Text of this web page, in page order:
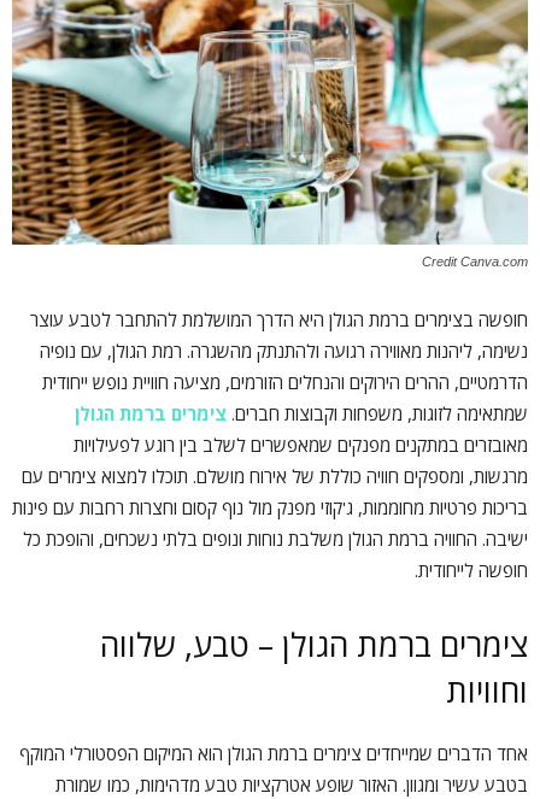
Credit Canva.com
חופשה בצימרים ברמת הגולן היא הדרך המושלמת להתחבר לטבע עוצר
נשימה, ליהנות מאווירה רגועה ולהתנתק מהשגרה. רמת הגולן, עם נופיה
הדרמטיים, ההרים הירוקים והנחלים הזורמים, מציעה חוויית נופש ייחודית
שמתאימה לזוגות, משפחות וקבוצות חברים. צימרים ברמת הגולן
מאובזרים במתקנים מפנקים שמאפשרים לשלב בין רוגע לפעילויות
מרגשות, ומספקים חוויה כוללת של אירוח מושלם. תוכלו למצוא צימרים עם
בריכות פרטיות מחוממות, ג'קוזי מפנק מול נוף קסום וחצרות רחבות עם פינות
ישיבה. החוויה ברמת הגולן משלבת נוחות ונופים בלתי נשכחים, והופכת כל
חופשה לייחודית.
צימרים ברמת הגולן – טבע, שלווה
וחוויות
אחד הדברים שמייחדים צימרים ברמת הגולן הוא המיקום הפסטורלי המוקף
בטבע עשיר ומגוון. האזור שופע אטרקציות טבע מדהימות, כמו שמורת